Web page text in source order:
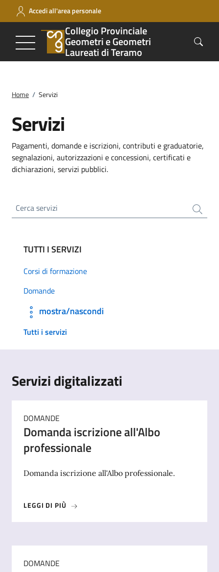
Accedi all'area personale
Collegio Provinciale
Geometri e Geometri
Laureati di Teramo
Home / Servizi
Servizi
Pagamenti, domande e iscrizioni, contributi e graduatorie,
segnalazioni, autorizzazioni e concessioni, certificati e
dichiarazioni, servizi pubblici.
Cerca servizi
TUTTI I SERVIZI
Corsi di formazione
Domande
mostra/nascondi
Tutti i servizi
Servizi digitalizzati
DOMANDE
Domanda iscrizione all'Albo
professionale
Domanda iscrizione all'Albo professionale.
LEGGI DI PIÙ
DOMANDE